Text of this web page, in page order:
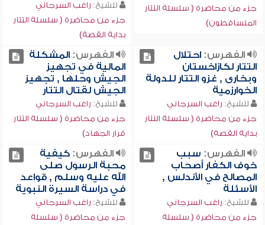
جزء من محاضرة ( سلسلة التتار
المتساقطون)
للشيخ: راغب السرجاني
جزء من محاضرة ( سلسلة التتار
بداية القصة)
الفهرس:احتلال
التتار لكازاخستان
وبخارى , غزو التتار للدولة
الخوارزمية
للشيخ: راغب السرجاني
جزء من محاضرة ( سلسلة التتار
بداية القصة)
الفهرس:المشكلة
المالية في تجهيز
الجيش وحلها , تجهيز
الجيش لقتال التتار
للشيخ: راغب السرجاني
جزء من محاضرة ( سلسلة التتار
قرار الجهاد)
الفهرس: سبب
خوف الكفار أصحاب
المصالح في الأندلس ,
الأسئلة
للشيخ: راغب السرجاني
جزء من محاضرة ( سلسلة
الفهرس:كيفية
محبة الرسول صلى
الله عليه وسلم , قواعد
في دراسة السيرة النبوية
للشيخ: راغب السرجاني
جزء من محاضرة ( سلسلة